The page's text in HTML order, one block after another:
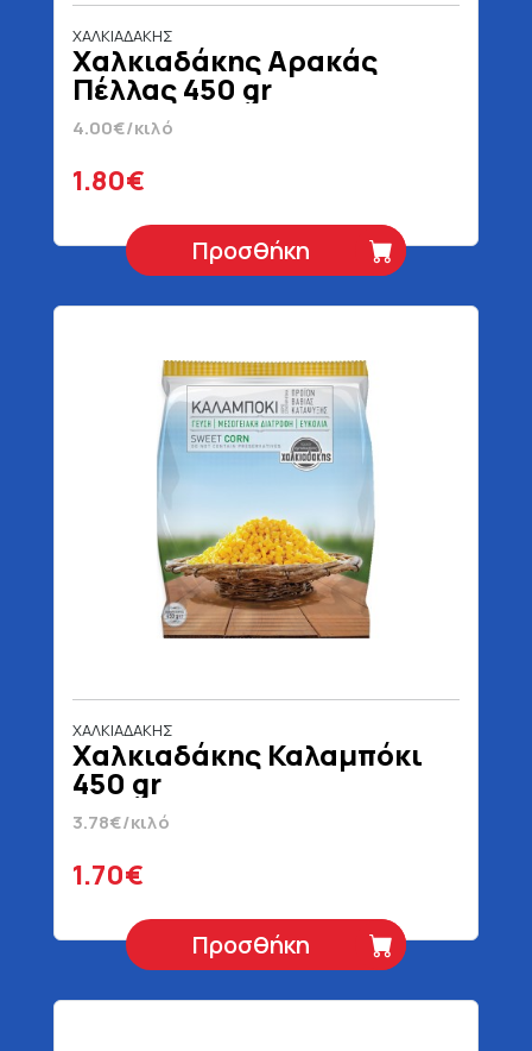
ΧΑΛΚΙΑΔΑΚΗΣ
Χαλκιαδάκης Αρακάς
Πέλλας 450 gr
4.00€/κιλό
1.80€
Προσθήκη
ΧΑΛΚΙΑΔΑΚΗΣ
Χαλκιαδάκης Καλαμπόκι
450 gr
3.78€/κιλό
1.70€
Προσθήκη